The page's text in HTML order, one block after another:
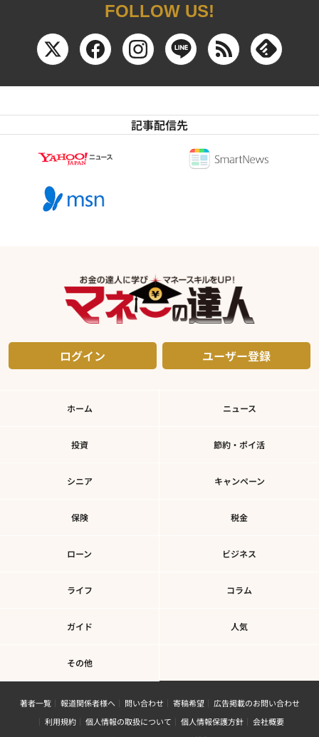
FOLLOW US!
記事配信先
ログイン ユーザー登録
ホーム ニュース
投資 節約・ポイ活
シニア キャンペーン
保険 税金
ローン ビジネス
ライフ コラム
ガイド 人気
その他
著者一覧 報道関係者様へ 問い合わせ 寄稿希望
広告掲載のお問い合わせ
利用規約
個人情報の取扱について 個人情報保護方針
会社概要